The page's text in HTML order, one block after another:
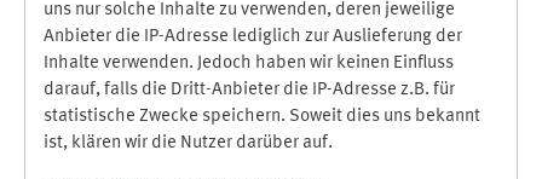
uns nur solche Inhalte zu verwenden, deren jeweilige
Anbieter die IP-Adresse lediglich zur Auslieferung der
Inhalte verwenden. Jedoch haben wir keinen Einfluss
darauf, falls die Dritt-Anbieter die IP-Adresse z.B. für
statistische Zwecke speichern. Soweit dies uns bekannt
ist, klären wir die Nutzer darüber auf.